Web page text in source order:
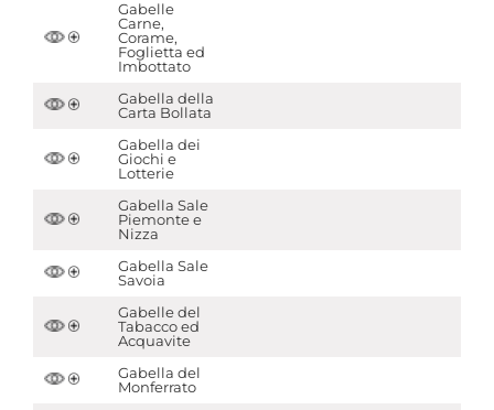
Gabelle
Carne,
Corame,
Foglietta ed
Imbottato
Gabella della
Carta Bollata
Gabella dei
Giochi e
Lotterie
Gabella Sale
Piemonte e
Nizza
Gabella Sale
Savoia
Gabelle del
Tabacco ed
Acquavite
Gabella del
Monferrato